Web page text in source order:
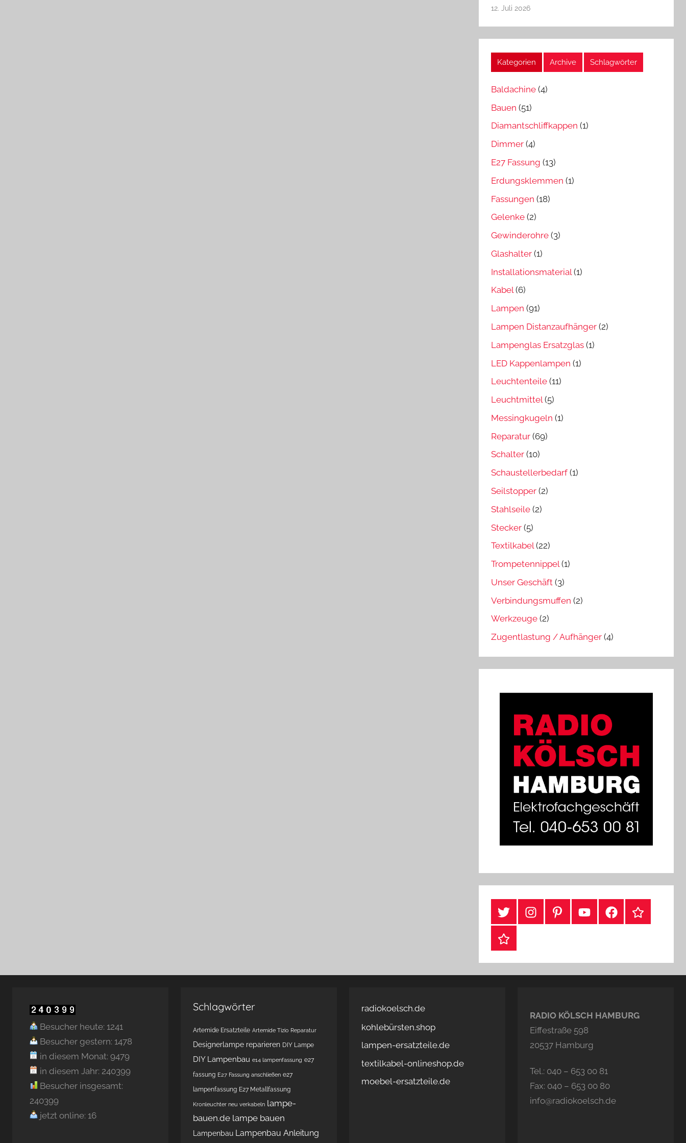
12. Juli 2026
Kategorien Archive Schlagwörter
Baldachine (4)
Bauen (51)
Diamantschliffkappen (1)
Dimmer (4)
E27 Fassung (13)
Erdungsklemmen (1)
Fassungen (18)
Gelenke (2)
Gewinderohre (3)
Glashalter (1)
Installationsmaterial (1)
Kabel(6)
Lampen (91)
Lampen Distanzaufhänger (2)
Lampenglas Ersatzglas (1)
LED Kappenlampen (1)
Leuchtenteile (11)
Leuchtmittel(5)
Messingkugeln (1)
Reparatur (69)
Schalter (10)
Schaustellerbedarf (1)
Seilstopper (2)
Stahlseile (2)
Stecker (5)
Textilkabel(22)
Trompetennippel(1)
Unser Geschäft (3)
Verbindungsmuffen (2)
Werkzeuge (2)
Zugentlastung / Aufhänger (4)
#TwitterInstagramPinterestYouTubeFacebook
TikTok
Webshop
Besucher heute: 1241
Besucher gestern: 1478
in diesem Monat: 9479
in diesem Jahr: 240399
Besucher insgesamt:
240399
jetzt online: 16
Schlagwörter
Artemide Ersatzteile Artemide Tizio Reparatur
Designerlampe reparieren DIY Lampe
DIY Lampenbau e14 lampenfassung e27
fassung E27 Fassung anschließen e27
lampenfassung E27 Metallfassung
Kronleuchter neu verkabeln lampe-
bauen.de lampe bauen
Lampenbau Lampenbau Anleitung
radiokoelsch.de
kohlebürsten.shop
lampen-ersatzteile.de
textilkabel-onlineshop.de
moebel-ersatzteile.de
RADIO KÖLSCH HAMBURG
Eiffestraße 598
20537 Hamburg
Tel.: 040 – 653 00 81
Fax: 040 – 653 00 80
info@radiokoelsch.de